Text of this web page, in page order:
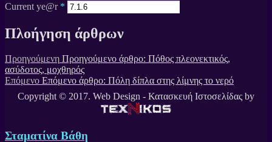
Current ye@r *
Πλοήγηση άρθρων
Προηγούμενη Προηγούμενο άρθρο: Πόθος πλεονεκτικός,
ασύδοτος, μοχθηρός
Επόμενο Επόμενο άρθρο: Πόλη δίπλα στης λίμνης το νερό
Copyright © 2017. Web Design - Κατασκευή Ιστοσελίδας by
Σταματίνα Βάθη